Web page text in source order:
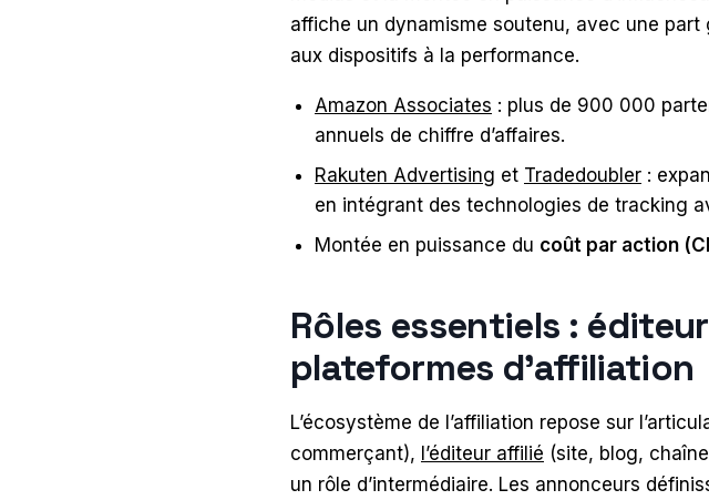
affiche un dynamisme soutenu, avec une
aux dispositifs à la performance.
Amazon Associates : plus de 900 000
annuels de chiffre d’affaires.
Rakuten Advertising et Tradedoubler :
en intégrant des technologies de tracking
Montée en puissance du coût par action
Rôles essentiels :
plateformes d’affiliation
L’écosystème de l’affiliation repose sur
commerçant), l’éditeur affilié (site, blog,
un rôle d’intermédiaire. Les annonceurs